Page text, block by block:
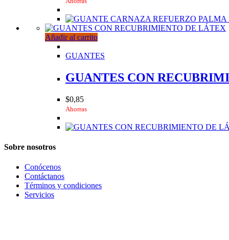
Añadir al carrito
GUANTES
GUANTES CON
$0,85
Ahorras
Sobre nosotros
Conócenos
Contáctanos
Términos y condiciones
Servicios